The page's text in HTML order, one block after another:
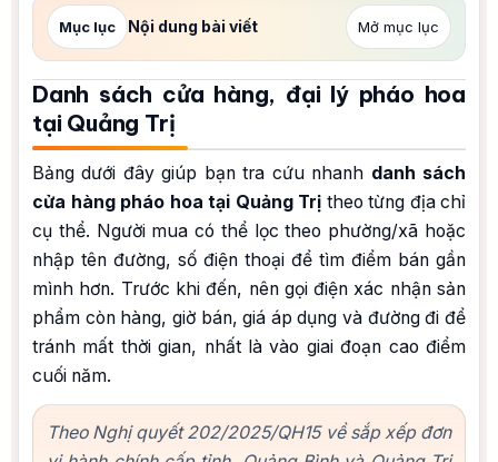
Mục lục Nội dung bài viết Mở mục lục
Danh sách cửa hàng, đại lý pháo hoa
tại Quảng Trị
Bảng dưới đây giúp bạn tra cứu nhanh danh sách
cửa hàng pháo hoa tại Quảng Trị theo từng địa chỉ
cụ thể. Người mua có thể lọc theo phường/xã hoặc
nhập tên đường, số điện thoại để tìm điểm bán gần
mình hơn. Trước khi đến, nên gọi điện xác nhận sản
phẩm còn hàng, giờ bán, giá áp dụng và đường đi để
tránh mất thời gian, nhất là vào giai đoạn cao điểm
cuối năm.
Theo Nghị quyết 202/2025/QH15 về sắp xếp đơn